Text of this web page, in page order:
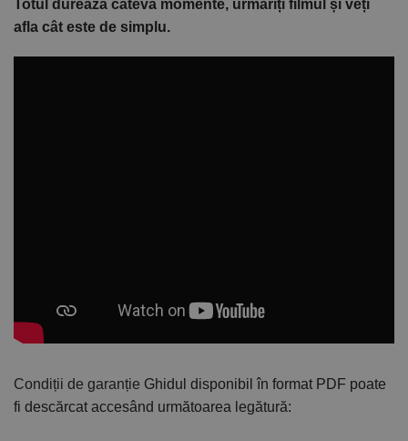
Totul durează câteva momente, urmăriți filmul și veți
afla cât este de simplu.
Condiții de garanție Ghidul disponibil în format PDF poate
fi descărcat accesând următoarea legătură: